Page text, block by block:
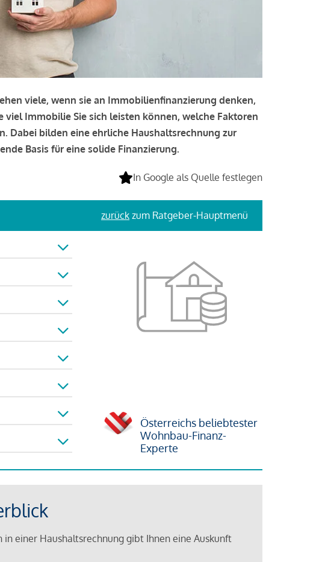
viele, wenn sie an Immobilienfinanzierung denken,
viel Immobilie Sie sich leisten können, welche Faktoren
Dabei bilden eine ehrliche Haushaltsrechnung zur
Basis für eine solide Finanzierung.
In Google als Quelle festlegen
zurück zum Ratgeber-Hauptmenü
Österreichs beliebtester
Wohnbau-Finanz-
Experte
einer Haushaltsrechnung gibt Ihnen eine Auskunft